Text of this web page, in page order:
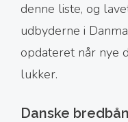
denne liste, og
udbyderne i
opdateret når nye
lukker.
Danske